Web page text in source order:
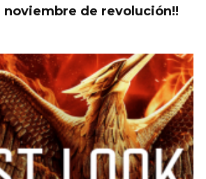
noviembre de revolución!!